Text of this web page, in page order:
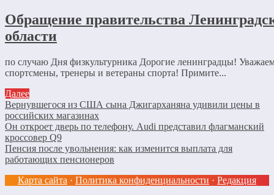
Обращение правительства
области
по случаю Дня физкультурника Дорогие ленинградцы!
спортсмены, тренеры и ветераны спорта! Примите...
Далее
Вернувшегося из США сына Джигарханяна удивили цены в
российских магазинах
Он откроет дверь по телефону. Audi представил флагманский
кроссовер Q9
Пенсия после увольнения: как изменится выплата для
работающих пенсионеров
Карта сайта · Политика конфиденциальности · Редакция